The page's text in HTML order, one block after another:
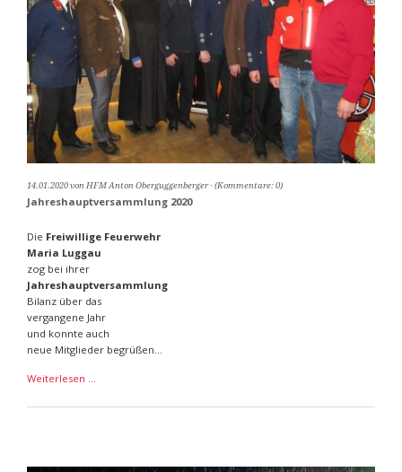
14.01.2020von HFM Anton Oberguggenberger (Kommentare: 0)
Jahreshauptversammlung 2020
Die Freiwillige Feuerwehr
Maria Luggau
zog bei ihrer
Jahreshauptversammlung
Bilanz über das
vergangene Jahr
und konnte auch
neue Mitglieder begrüßen...
Weiterlesen …